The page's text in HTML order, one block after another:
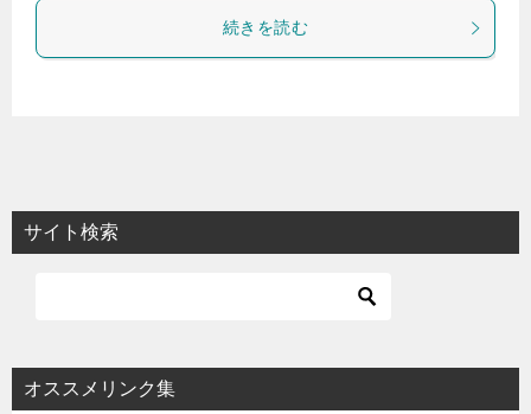
続きを読む
サイト検索
オススメリンク集